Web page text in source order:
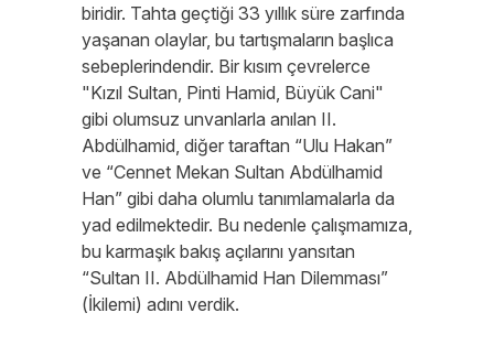
biridir. Tahta geçtiği 33 yıllık süre zarfında
yaşanan olaylar, bu tartışmaların başlıca
sebeplerindendir. Bir kısım çevrelerce
"Kızıl Sultan, Pinti Hamid, Büyük Cani"
gibi olumsuz unvanlarla anılan II.
Abdülhamid, diğer taraftan “Ulu Hakan”
ve “Cennet Mekan Sultan Abdülhamid
Han” gibi daha olumlu tanımlamalarla da
yad edilmektedir. Bu nedenle çalışmamıza,
bu karmaşık bakış açılarını yansıtan
“Sultan II. Abdülhamid Han Dilemması”
(İkilemi) adını verdik.